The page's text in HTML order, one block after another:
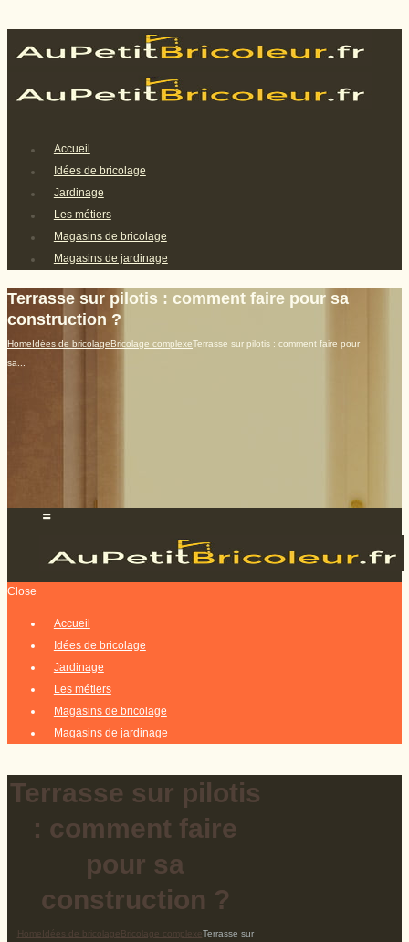
Accueil
Idées de bricolage
Jardinage
Les métiers
Magasins de bricolage
Magasins de jardinage
Terrasse sur pilotis : comment faire pour sa
construction ?
HomeIdées de bricolageBricolage complexeTerrasse sur pilotis : comment faire pour
sa...
Close
Accueil
Idées de bricolage
Jardinage
Les métiers
Magasins de bricolage
Magasins de jardinage
Terrasse sur pilotis
: comment faire
pour sa
construction ?
HomeIdées de bricolageBricolage complexeTerrasse sur